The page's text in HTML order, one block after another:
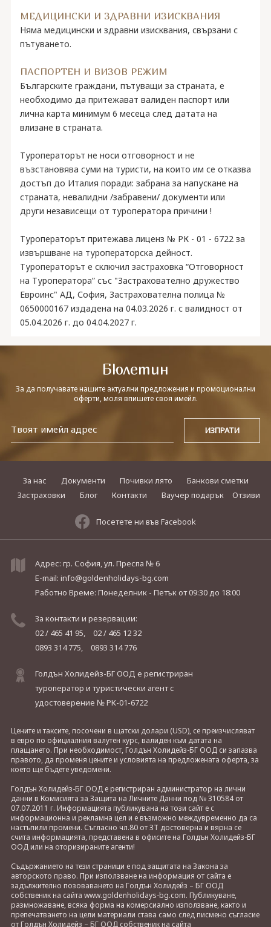
МЕДИЦИНСКИ И ЗДРАВНИ ИЗИСКВАНИЯ
Няма медицински и здравни изисквания, свързани с
пътуването.
ПАСПОРТЕН И ВИЗОВ РЕЖИМ
Българските граждани, пътуващи за страната, е
необходимо да притежават валиден паспорт или
лична карта минимум 6 месеца след датата на
влизане в страната.
Туроператорът не носи отговорност и не
възстановява суми на туристи, на които им се отказва
достъп до Италия поради: забрана за напускане на
страната, невалидни /забравени/ документи или
други независещи от туроператора причини !
Туроператорът притежава лиценз № РК - 01 - 6722 за
извършване на туроператорска дейност.
Туроператорът е сключил застраховка “Отговорност
на Туроператора” със "Застрахователно дружество
Евроинс" АД, София, Застрахователна полица №
0650000167 издадена на 04.03.2026 г. с валидност от
05.04.2026 г. до 04.04.2027 г.
Бюлетин
За да получавате нашите актуални предложения и промоционални
оферти, моля впишете своя имейл.
За нас Документи Почивки лято
Банкови сметки
Застраховки
Блог Контакти Ваучер подарък Отзиви
Посетете ни във Facebook
Адрес: гр. София, ул. Преспа № 6
E-mail: info@goldenholidays-bg.com
Работно Време: Понеделник - Петъкот 09:30 до 18:00
За контакти и резервации:
02 / 465 41 95,
02 / 465 12 32
0893 314 775,
0893 314 776
Голдън Холидейз-БГ ООД е регистриран
туроператор и туристически агент с
удостоверение № РК-01-6722
Цените и таксите, посочени в щатски долари (USD), се преизчисляват
в евро по официалния валутен курс, валиден към датата на
плащането. При необходимост, Голдън Холидейз-БГ ООД си запазва
правото, да променя цените и условията на предложената оферта, за
което ще бъдете уведомени.
Голдън Холидейз-БГ ООД е регистриран администратор на лични
данни в Комисията за Защита на Личните Данни под № 310584 от
07.07.2011 г. Информацията публикувана на този сайт е с
информационна и рекламна цел и е възможно междувременно да са
настъпили промени. Съгласно чл.80 от ЗТ достоверна и вярна се
счита информацията, представена в офисите на Голдън Холидейз-БГ
ООД или на оторизираните агенти!
Съдържанието на тези страници е под защитата на Закона за
авторското право. При използване на информация от сайта е
задължително позоваването на Голдън Холидейз – БГ ООД
собственик на сайта www.goldenholidays-bg.com. Публикуване,
размножаване, всяка форма на комерсиално използване, както и
препечатването на цели материали става само след писмено съгласие
от Голдън Холидейз – БГ ООД собственик на сайта